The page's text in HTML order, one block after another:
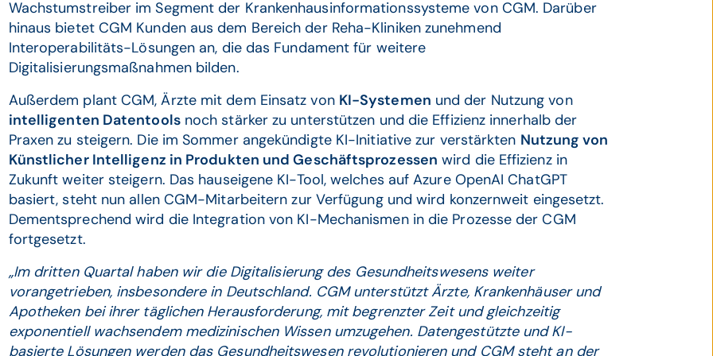
Wachstumstreiber im Segment der Krankenhausinformationssysteme von CGM. Darüber
hinaus bietet CGM Kunden aus dem Bereich der Reha-Kliniken zunehmend
Interoperabilitäts-Lösungen an, die das Fundament für weitere
Digitalisierungsmaßnahmen bilden.
Außerdem plant CGM, Ärzte mit dem Einsatz von KI-Systemen und der Nutzung von
intelligenten Datentoolsnoch stärker zu unterstützen und die Effizienz innerhalb der
Praxen zu steigern. Die im Sommer angekündigte KI-Initiative zur verstärkten Nutzung von
Künstlicher Intelligenz in Produkten und Geschäftsprozessen wird die Effizienz in
Zukunft weiter steigern. Das hauseigene KI-Tool, welches auf Azure OpenAI ChatGPT
basiert, steht nun allen CGM-Mitarbeitern zur Verfügung und wird konzernweit eingesetzt.
Dementsprechend wird die Integration von KI-Mechanismen in die Prozesse der CGM
fortgesetzt.
„Im dritten Quartal haben wir die Digitalisierung des Gesundheitswesens weiter
vorangetrieben, insbesondere in Deutschland. CGM unterstützt Ärzte, Krankenhäuser und
Apotheken bei ihrer täglichen Herausforderung, mit begrenzter Zeit und gleichzeitig
exponentiell wachsendem medizinischen Wissen umzugehen. Datengestützte und KI-
basierte Lösungen werden das Gesundheitswesen revolutionieren und CGM steht an der